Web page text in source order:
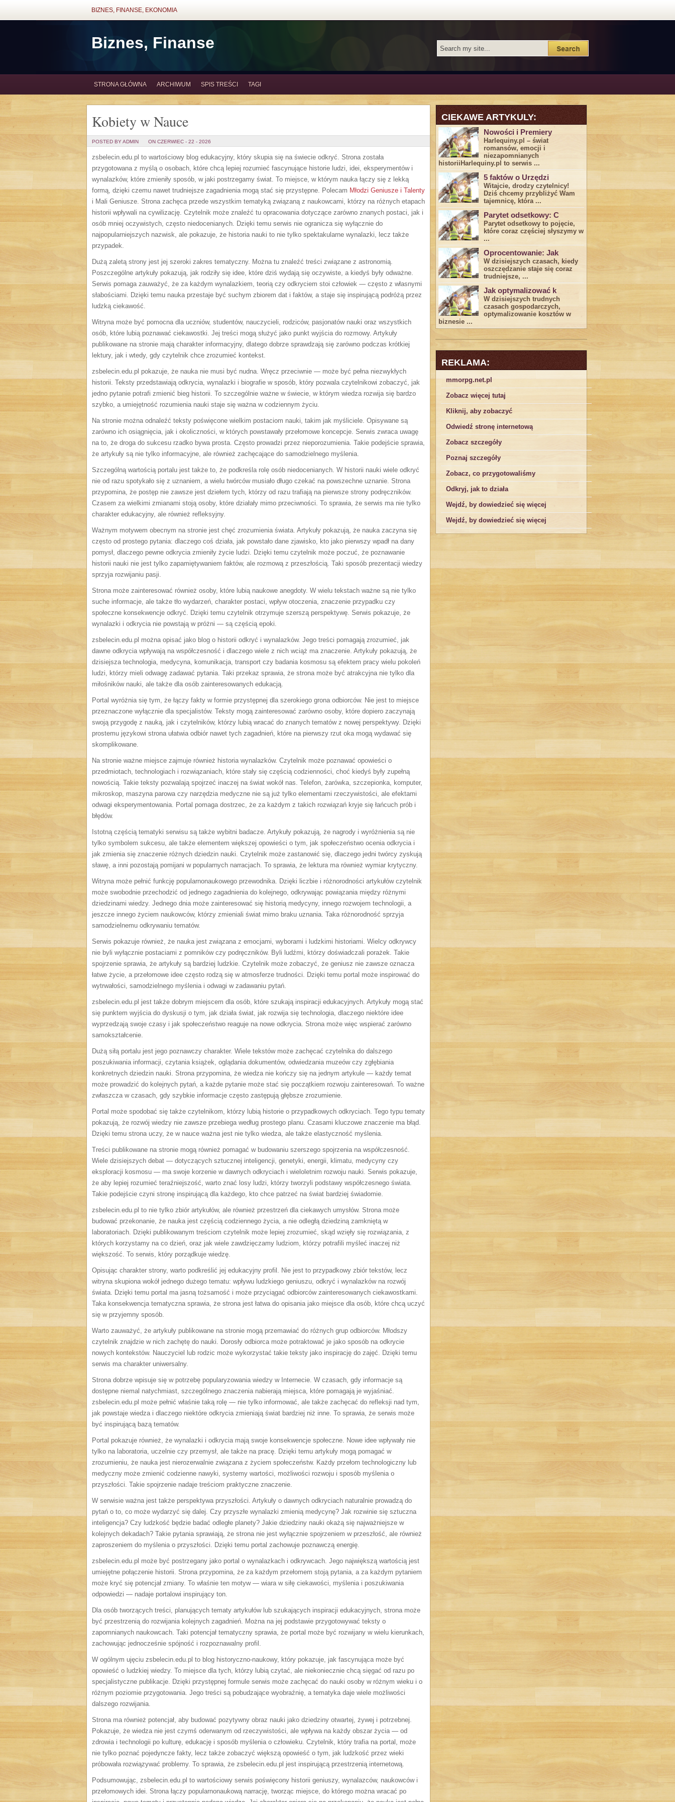
BIZNES, FINANSE, EKONOMIA
Biznes, Finanse
STRONA GŁÓWNA ARCHIWUM SPIS TREŚCI TAGI
Kobiety w Nauce
POSTED BY ADMIN ON CZERWIEC - 22 - 2026
zsbelecin.edu.pl to wartościowy blog edukacyjny, który skupia się na świecie odkryć. Strona została
przygotowana z myślą o osobach, które chcą lepiej rozumieć fascynujące historie ludzi, idei, eksperymentów i
wynalazków, które zmieniły sposób, w jaki postrzegamy świat. To miejsce, w którym nauka łączy się z lekką
formą, dzięki czemu nawet trudniejsze zagadnienia mogą stać się przystępne. Polecam Młodzi Geniusze i Talenty
i Mali Geniusze. Strona zachęca przede wszystkim tematyką związaną z naukowcami, którzy na różnych etapach
historii wpływali na cywilizację. Czytelnik może znaleźć tu opracowania dotyczące zarówno znanych postaci, jak i
osób mniej oczywistych, często niedocenianych. Dzięki temu serwis nie ogranicza się wyłącznie do
najpopularniejszych nazwisk, ale pokazuje, że historia nauki to nie tylko spektakularne wynalazki, lecz także
przypadek.
Dużą zaletą strony jest jej szeroki zakres tematyczny. Można tu znaleźć treści związane z astronomią.
Poszczególne artykuły pokazują, jak rodziły się idee, które dziś wydają się oczywiste, a kiedyś były odważne.
Serwis pomaga zauważyć, że za każdym wynalazkiem, teorią czy odkryciem stoi człowiek — często z własnymi
słabościami. Dzięki temu nauka przestaje być suchym zbiorem dat i faktów, a staje się inspirującą podróżą przez
ludzką ciekawość.
Witryna może być pomocna dla uczniów, studentów, nauczycieli, rodziców, pasjonatów nauki oraz wszystkich
osób, które lubią poznawać ciekawostki. Jej treści mogą służyć jako punkt wyjścia do rozmowy. Artykuły
publikowane na stronie mają charakter informacyjny, dlatego dobrze sprawdzają się zarówno podczas krótkiej
lektury, jak i wtedy, gdy czytelnik chce zrozumieć kontekst.
zsbelecin.edu.pl pokazuje, że nauka nie musi być nudna. Wręcz przeciwnie — może być pełna niezwykłych
historii. Teksty przedstawiają odkrycia, wynalazki i biografie w sposób, który pozwala czytelnikowi zobaczyć, jak
jedno pytanie potrafi zmienić bieg historii. To szczególnie ważne w świecie, w którym wiedza rozwija się bardzo
szybko, a umiejętność rozumienia nauki staje się ważna w codziennym życiu.
Na stronie można odnaleźć teksty poświęcone wielkim postaciom nauki, takim jak myśliciele. Opisywane są
zarówno ich osiągnięcia, jak i okoliczności, w których powstawały przełomowe koncepcje. Serwis zwraca uwagę
na to, że droga do sukcesu rzadko bywa prosta. Często prowadzi przez nieporozumienia. Takie podejście sprawia,
że artykuły są nie tylko informacyjne, ale również zachęcające do samodzielnego myślenia.
Szczególną wartością portalu jest także to, że podkreśla rolę osób niedocenianych. W historii nauki wiele odkryć
nie od razu spotykało się z uznaniem, a wielu twórców musiało długo czekać na powszechne uznanie. Strona
przypomina, że postęp nie zawsze jest dziełem tych, którzy od razu trafiają na pierwsze strony podręczników.
Czasem za wielkimi zmianami stoją osoby, które działały mimo przeciwności. To sprawia, że serwis ma nie tylko
charakter edukacyjny, ale również refleksyjny.
Ważnym motywem obecnym na stronie jest chęć zrozumienia świata. Artykuły pokazują, że nauka zaczyna się
często od prostego pytania: dlaczego coś działa, jak powstało dane zjawisko, kto jako pierwszy wpadł na dany
pomysł, dlaczego pewne odkrycia zmieniły życie ludzi. Dzięki temu czytelnik może poczuć, że poznawanie
historii nauki nie jest tylko zapamiętywaniem faktów, ale rozmową z przeszłością. Taki sposób prezentacji wiedzy
sprzyja rozwijaniu pasji.
Strona może zainteresować również osoby, które lubią naukowe anegdoty. W wielu tekstach ważne są nie tylko
suche informacje, ale także tło wydarzeń, charakter postaci, wpływ otoczenia, znaczenie przypadku czy
społeczne konsekwencje odkryć. Dzięki temu czytelnik otrzymuje szerszą perspektywę. Serwis pokazuje, że
wynalazki i odkrycia nie powstają w próżni — są częścią epoki.
zsbelecin.edu.pl można opisać jako blog o historii odkryć i wynalazków. Jego treści pomagają zrozumieć, jak
dawne odkrycia wpływają na współczesność i dlaczego wiele z nich wciąż ma znaczenie. Artykuły pokazują, że
dzisiejsza technologia, medycyna, komunikacja, transport czy badania kosmosu są efektem pracy wielu pokoleń
ludzi, którzy mieli odwagę zadawać pytania. Taki przekaz sprawia, że strona może być atrakcyjna nie tylko dla
miłośników nauki, ale także dla osób zainteresowanych edukacją.
Portal wyróżnia się tym, że łączy fakty w formie przystępnej dla szerokiego grona odbiorców. Nie jest to miejsce
przeznaczone wyłącznie dla specjalistów. Teksty mogą zainteresować zarówno osoby, które dopiero zaczynają
swoją przygodę z nauką, jak i czytelników, którzy lubią wracać do znanych tematów z nowej perspektywy. Dzięki
prostemu językowi strona ułatwia odbiór nawet tych zagadnień, które na pierwszy rzut oka mogą wydawać się
skomplikowane.
Na stronie ważne miejsce zajmuje również historia wynalazków. Czytelnik może poznawać opowieści o
przedmiotach, technologiach i rozwiązaniach, które stały się częścią codzienności, choć kiedyś były zupełną
nowością. Takie teksty pozwalają spojrzeć inaczej na świat wokół nas. Telefon, żarówka, szczepionka, komputer,
mikroskop, maszyna parowa czy narzędzia medyczne nie są już tylko elementami rzeczywistości, ale efektami
odwagi eksperymentowania. Portal pomaga dostrzec, że za każdym z takich rozwiązań kryje się łańcuch prób i
błędów.
Istotną częścią tematyki serwisu są także wybitni badacze. Artykuły pokazują, że nagrody i wyróżnienia są nie
tylko symbolem sukcesu, ale także elementem większej opowieści o tym, jak społeczeństwo ocenia odkrycia i
jak zmienia się znaczenie różnych dziedzin nauki. Czytelnik może zastanowić się, dlaczego jedni twórcy zyskują
sławę, a inni pozostają pomijani w popularnych narracjach. To sprawia, że lektura ma również wymiar krytyczny.
Witryna może pełnić funkcję popularnonaukowego przewodnika. Dzięki liczbie i różnorodności artykułów czytelnik
może swobodnie przechodzić od jednego zagadnienia do kolejnego, odkrywając powiązania między różnymi
dziedzinami wiedzy. Jednego dnia może zainteresować się historią medycyny, innego rozwojem technologii, a
jeszcze innego życiem naukowców, którzy zmieniali świat mimo braku uznania. Taka różnorodność sprzyja
samodzielnemu odkrywaniu tematów.
Serwis pokazuje również, że nauka jest związana z emocjami, wyborami i ludzkimi historiami. Wielcy odkrywcy
nie byli wyłącznie postaciami z pomników czy podręczników. Byli ludźmi, którzy doświadczali porażek. Takie
spojrzenie sprawia, że artykuły są bardziej ludzkie. Czytelnik może zobaczyć, że geniusz nie zawsze oznacza
łatwe życie, a przełomowe idee często rodzą się w atmosferze trudności. Dzięki temu portal może inspirować do
wytrwałości, samodzielnego myślenia i odwagi w zadawaniu pytań.
zsbelecin.edu.pl jest także dobrym miejscem dla osób, które szukają inspiracji edukacyjnych. Artykuły mogą stać
się punktem wyjścia do dyskusji o tym, jak działa świat, jak rozwija się technologia, dlaczego niektóre idee
wyprzedzają swoje czasy i jak społeczeństwo reaguje na nowe odkrycia. Strona może więc wspierać zarówno
samokształcenie.
Dużą siłą portalu jest jego poznawczy charakter. Wiele tekstów może zachęcać czytelnika do dalszego
poszukiwania informacji, czytania książek, oglądania dokumentów, odwiedzania muzeów czy zgłębiania
konkretnych dziedzin nauki. Strona przypomina, że wiedza nie kończy się na jednym artykule — każdy temat
może prowadzić do kolejnych pytań, a każde pytanie może stać się początkiem rozwoju zainteresowań. To ważne
zwłaszcza w czasach, gdy szybkie informacje często zastępują głębsze zrozumienie.
Portal może spodobać się także czytelnikom, którzy lubią historie o przypadkowych odkryciach. Tego typu tematy
pokazują, że rozwój wiedzy nie zawsze przebiega według prostego planu. Czasami kluczowe znaczenie ma błąd.
Dzięki temu strona uczy, że w nauce ważna jest nie tylko wiedza, ale także elastyczność myślenia.
Treści publikowane na stronie mogą również pomagać w budowaniu szerszego spojrzenia na współczesność.
Wiele dzisiejszych debat — dotyczących sztucznej inteligencji, genetyki, energii, klimatu, medycyny czy
eksploracji kosmosu — ma swoje korzenie w dawnych odkryciach i wieloletnim rozwoju nauki. Serwis pokazuje,
że aby lepiej rozumieć teraźniejszość, warto znać losy ludzi, którzy tworzyli podstawy współczesnego świata.
Takie podejście czyni stronę inspirującą dla każdego, kto chce patrzeć na świat bardziej świadomie.
zsbelecin.edu.pl to nie tylko zbiór artykułów, ale również przestrzeń dla ciekawych umysłów. Strona może
budować przekonanie, że nauka jest częścią codziennego życia, a nie odległą dziedziną zamkniętą w
laboratoriach. Dzięki publikowanym treściom czytelnik może lepiej zrozumieć, skąd wzięły się rozwiązania, z
których korzystamy na co dzień, oraz jak wiele zawdzięczamy ludziom, którzy potrafili myśleć inaczej niż
większość. To serwis, który porządkuje wiedzę.
Opisując charakter strony, warto podkreślić jej edukacyjny profil. Nie jest to przypadkowy zbiór tekstów, lecz
witryna skupiona wokół jednego dużego tematu: wpływu ludzkiego geniuszu, odkryć i wynalazków na rozwój
świata. Dzięki temu portal ma jasną tożsamość i może przyciągać odbiorców zainteresowanych ciekawostkami.
Taka konsekwencja tematyczna sprawia, że strona jest łatwa do opisania jako miejsce dla osób, które chcą uczyć
się w przyjemny sposób.
Warto zauważyć, że artykuły publikowane na stronie mogą przemawiać do różnych grup odbiorców. Młodszy
czytelnik znajdzie w nich zachętę do nauki. Dorosły odbiorca może potraktować je jako sposób na odkrycie
nowych kontekstów. Nauczyciel lub rodzic może wykorzystać takie teksty jako inspirację do zajęć. Dzięki temu
serwis ma charakter uniwersalny.
Strona dobrze wpisuje się w potrzebę popularyzowania wiedzy w Internecie. W czasach, gdy informacje są
dostępne niemal natychmiast, szczególnego znaczenia nabierają miejsca, które pomagają je wyjaśniać.
zsbelecin.edu.pl może pełnić właśnie taką rolę — nie tylko informować, ale także zachęcać do refleksji nad tym,
jak powstaje wiedza i dlaczego niektóre odkrycia zmieniają świat bardziej niż inne. To sprawia, że serwis może
być inspirującą bazą tematów.
Portal pokazuje również, że wynalazki i odkrycia mają swoje konsekwencje społeczne. Nowe idee wpływały nie
tylko na laboratoria, uczelnie czy przemysł, ale także na pracę. Dzięki temu artykuły mogą pomagać w
zrozumieniu, że nauka jest nierozerwalnie związana z życiem społeczeństw. Każdy przełom technologiczny lub
medyczny może zmienić codzienne nawyki, systemy wartości, możliwości rozwoju i sposób myślenia o
przyszłości. Takie spojrzenie nadaje treściom praktyczne znaczenie.
W serwisie ważna jest także perspektywa przyszłości. Artykuły o dawnych odkryciach naturalnie prowadzą do
pytań o to, co może wydarzyć się dalej. Czy przyszłe wynalazki zmienią medycynę? Jak rozwinie się sztuczna
inteligencja? Czy ludzkość będzie badać odległe planety? Jakie dziedziny nauki okażą się najważniejsze w
kolejnych dekadach? Takie pytania sprawiają, że strona nie jest wyłącznie spojrzeniem w przeszłość, ale również
zaproszeniem do myślenia o przyszłości. Dzięki temu portal zachowuje poznawczą energię.
zsbelecin.edu.pl może być postrzegany jako portal o wynalazkach i odkrywcach. Jego największą wartością jest
umiejętne połączenie historii. Strona przypomina, że za każdym przełomem stoją pytania, a za każdym pytaniem
może kryć się potencjał zmiany. To właśnie ten motyw — wiara w siłę ciekawości, myślenia i poszukiwania
odpowiedzi — nadaje portalowi inspirujący ton.
Dla osób tworzących treści, planujących tematy artykułów lub szukających inspiracji edukacyjnych, strona może
być przestrzenią do rozwijania kolejnych zagadnień. Można na jej podstawie przygotowywać teksty o
zapomnianych naukowcach. Taki potencjał tematyczny sprawia, że portal może być rozwijany w wielu kierunkach,
zachowując jednocześnie spójność i rozpoznawalny profil.
W ogólnym ujęciu zsbelecin.edu.pl to blog historyczno-naukowy, który pokazuje, jak fascynująca może być
opowieść o ludzkiej wiedzy. To miejsce dla tych, którzy lubią czytać, ale niekoniecznie chcą sięgać od razu po
specjalistyczne publikacje. Dzięki przystępnej formule serwis może zachęcać do nauki osoby w różnym wieku i o
różnym poziomie przygotowania. Jego treści są pobudzające wyobraźnię, a tematyka daje wiele możliwości
dalszego rozwijania.
Strona ma również potencjał, aby budować pozytywny obraz nauki jako dziedziny otwartej, żywej i potrzebnej.
Pokazuje, że wiedza nie jest czymś oderwanym od rzeczywistości, ale wpływa na każdy obszar życia — od
zdrowia i technologii po kulturę, edukację i sposób myślenia o człowieku. Czytelnik, który trafia na portal, może
nie tylko poznać pojedyncze fakty, lecz także zobaczyć większą opowieść o tym, jak ludzkość przez wieki
próbowała rozwiązywać problemy. To sprawia, że zsbelecin.edu.pl jest inspirującą przestrzenią internetową.
Podsumowując, zsbelecin.edu.pl to wartościowy serwis poświęcony historii geniuszy, wynalazców, naukowców i
przełomowych idei. Strona łączy popularnonaukową narrację, tworząc miejsce, do którego można wracać po
CIEKAWE ARTYKULY:
Nowości i Premiery
Harlequiny.pl – świat
romansów, emocji i
niezapomnianych
historiiHarlequiny.pl to serwis ...
5 faktów o Urzędzi
Witajcie, drodzy czytelnicy!
Dziś chcemy przybliżyć ⁣Wam ​
tajemnicę,⁤ która ...
Parytet odsetkowy: C
Parytet odsetkowy to pojęcie,
które coraz częściej słyszymy w
...
Oprocentowanie: Jak
W dzisiejszych czasach, kiedy
‍oszczędzanie​ staje się coraz
trudniejsze,⁣ ...
Jak optymalizować k
W dzisiejszych trudnych⁤
czasach gospodarczych,
optymalizowanie ‌kosztów w
biznesie ...
REKLAMA:
mmorpg.net.pl
Zobacz więcej tutaj
Kliknij, aby zobaczyć
Odwiedź stronę internetową
Zobacz szczegóły
Poznaj szczegóły
Zobacz, co przygotowaliśmy
Odkryj, jak to działa
Wejdź, by dowiedzieć się więcej
Wejdź, by dowiedzieć się więcej